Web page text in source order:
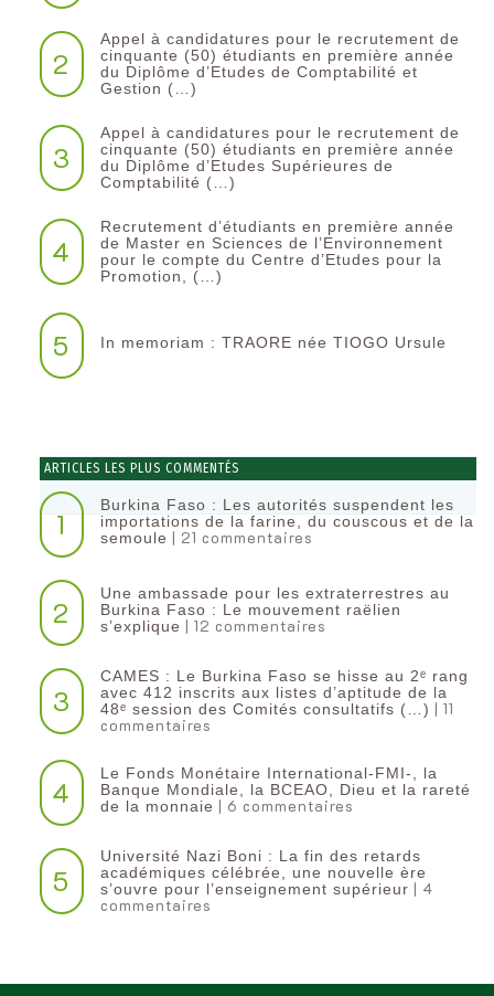
2
Appel à candidatures pour le recrutement de
cinquante (50) étudiants en première année
du Diplôme d’Etudes de Comptabilité et
Gestion (…)
3
Appel à candidatures pour le recrutement de
cinquante (50) étudiants en première année
du Diplôme d’Etudes Supérieures de
Comptabilité (…)
4
Recrutement d’étudiants en première année
de Master en Sciences de l’Environnement
pour le compte du Centre d’Etudes pour la
Promotion, (…)
5 In memoriam : TRAORE née TIOGO Ursule
ARTICLES LES PLUS COMMENTÉS
1
Burkina Faso : Les autorités suspendent les
importations de la farine, du couscous et de la
semoule | 21 commentaires
2
Une ambassade pour les extraterrestres au
Burkina Faso : Le mouvement raëlien
s’explique | 12 commentaires
3
CAMES : Le Burkina Faso se hisse au 2ᵉ rang
avec 412 inscrits aux listes d’aptitude de la
48ᵉ session des Comités consultatifs (…) | 11
commentaires
4
Le Fonds Monétaire International-FMI-, la
Banque Mondiale, la BCEAO, Dieu et la rareté
de la monnaie | 6 commentaires
5
Université Nazi Boni : La fin des retards
académiques célébrée, une nouvelle ère
s’ouvre pour l’enseignement supérieur | 4
commentaires